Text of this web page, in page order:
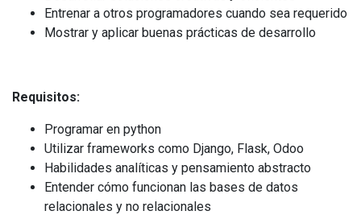
Entrenar a otros programadores cuando sea requerido
Mostrar y aplicar buenas prácticas de desarrollo
Requisitos:
Programar en python
Utilizar frameworks como Django, Flask, Odoo
Habilidades analíticas y pensamiento abstracto
Entender cómo funcionan las bases de datos
relacionales y no relacionales